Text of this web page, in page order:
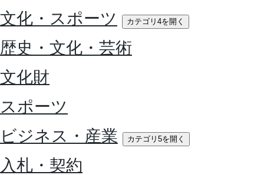
文化・スポーツ
カテゴリ4を開く
歴史・文化・芸術
文化財
スポーツ
ビジネス・産業
カテゴリ5を開く
入札・契約